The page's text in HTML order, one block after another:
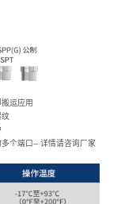
运应用
纹
个端口-- 详情请咨询厂家